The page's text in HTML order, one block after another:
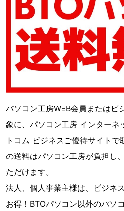
パソコン工房WEB会員またはビ
象に、パソコン工房 インターネ
トコム ビジネスご優待サイトで
の送料はパソコン工房が負担し
ただけます。
法人、個人事業主様は、ビジネ
お得！BTOパソコン以外のパソ